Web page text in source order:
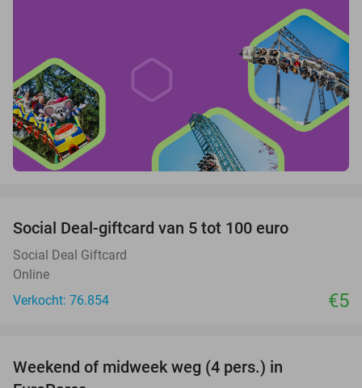
Social Deal-giftcard van 5 tot 100 euro
Social Deal Giftcard
Online
Verkocht: 76.854
€5
Weekend of midweek weg (4 pers.) in